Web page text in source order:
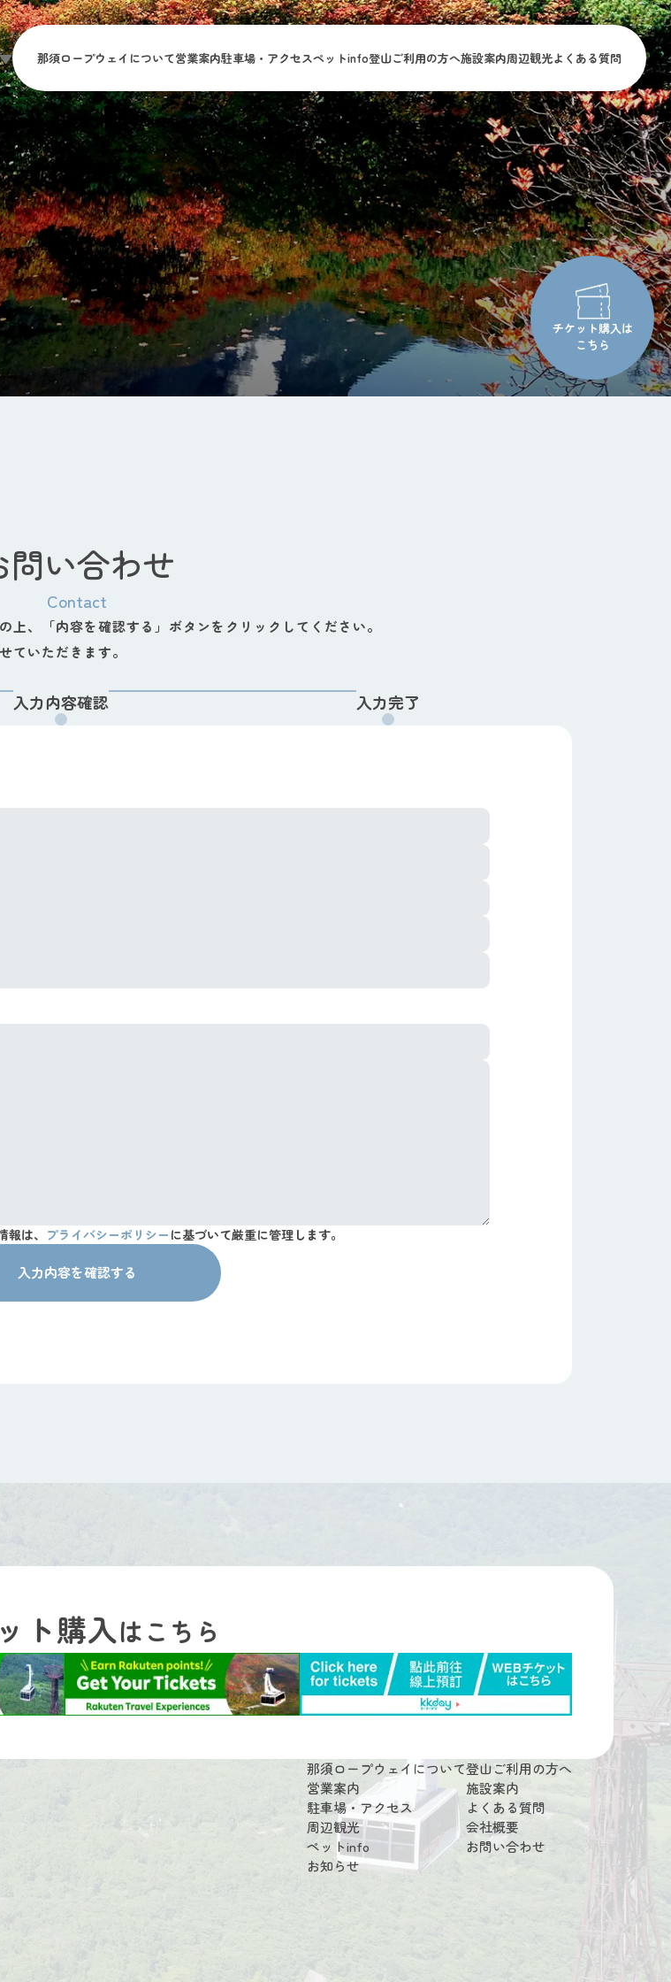
▼ 那須ロープウェイ について営業案内駐車場・アクセスペットinfo登山ご利用の方へ施設案内周辺観光よくある質問
チケット購入は
こちら
問い合わせ
Contact
上、「内容を確認する」ボタンをクリックしてください。
ていただきます。
入力内容確認 入力完了
は、 プライバシーポリシー に基づいて厳重に管理します。
ト購入はこちら
那須ロープウェイについて
営業案内
駐車場・アクセス
周辺観光
ペットinfo
お知らせ
登山ご利用の方へ
施設案内
よくある質問
会社概要
お問い合わせ